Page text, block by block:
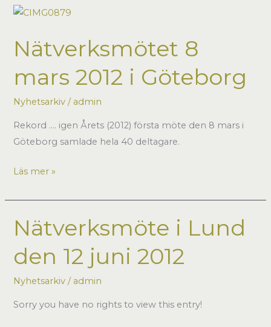
och
hos
VÅRDPERSONAL
Nätverksmötet 8
mars 2012 i Göteborg
Nyhetsarkiv / admin
Rekord …. igen Årets (2012) första möte den 8 mars i
Göteborg samlade hela 40 deltagare.
Nätverksmötet
mars
2012
Göteborg
Läs mer »
Nätverksmöte i Lund
den 12 juni 2012
Nyhetsarkiv / admin
Sorry you have no rights to view this entry!